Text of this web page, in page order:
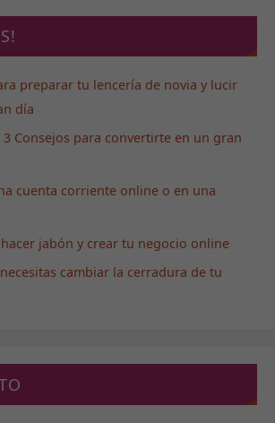
preparar tu lencería de novia y lucir
día
Consejos para convertirte en un gran
cuenta corriente online o en una
jabón y crear tu negocio online
cambiar la cerradura de tu
algunas
Marketing
Al compartir tus
mientras visitas
posibilidad de
ver contenido y